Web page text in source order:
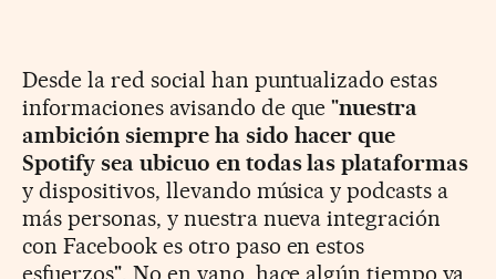
Desde la red social han puntualizado estas
informaciones avisando de que "nuestra
ambición siempre ha sido hacer que
Spotify sea ubicuo en todas las plataformas
y dispositivos, llevando música y podcasts a
más personas, y nuestra nueva integración
con Facebook es otro paso en estos